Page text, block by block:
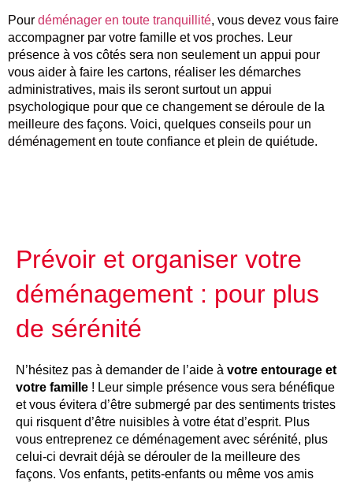
Pour déménager en toute tranquillité, vous devez vous faire
accompagner par votre famille et vos proches. Leur
présence à vos côtés sera non seulement un appui pour
vous aider à faire les cartons, réaliser les démarches
administratives, mais ils seront surtout un appui
psychologique pour que ce changement se déroule de la
meilleure des façons. Voici, quelques conseils pour un
déménagement en toute confiance et plein de quiétude.
Prévoir et organiser votre
déménagement : pour plus
de sérénité
N’hésitez pas à demander de l’aide à votre entourage et
votre famille ! Leur simple présence vous sera bénéfique
et vous évitera d’être submergé par des sentiments tristes
qui risquent d’être nuisibles à votre état d’esprit. Plus
vous entreprenez ce déménagement avec sérénité, plus
celui-ci devrait déjà se dérouler de la meilleure des
façons. Vos enfants, petits-enfants ou même vos amis